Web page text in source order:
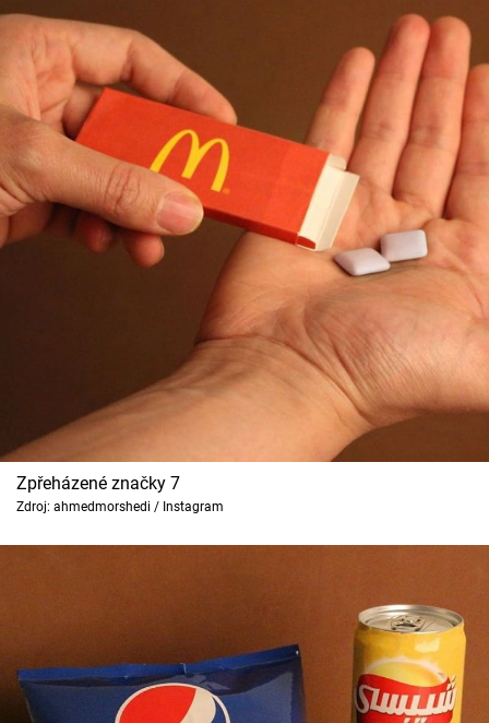
Zpřeházené značky 7
Zdroj: ahmedmorshedi / Instagram